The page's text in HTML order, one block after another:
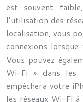
est souvent
l’utilisation des
localisation, vous
connexions
Vous pouvez
Wi-Fi » dans les
empêchera votre
les réseaux Wi-Fi